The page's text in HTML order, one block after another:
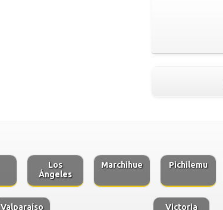
Los
Ángeles
Marchihue Pichilemu
Valparaíso Victoria